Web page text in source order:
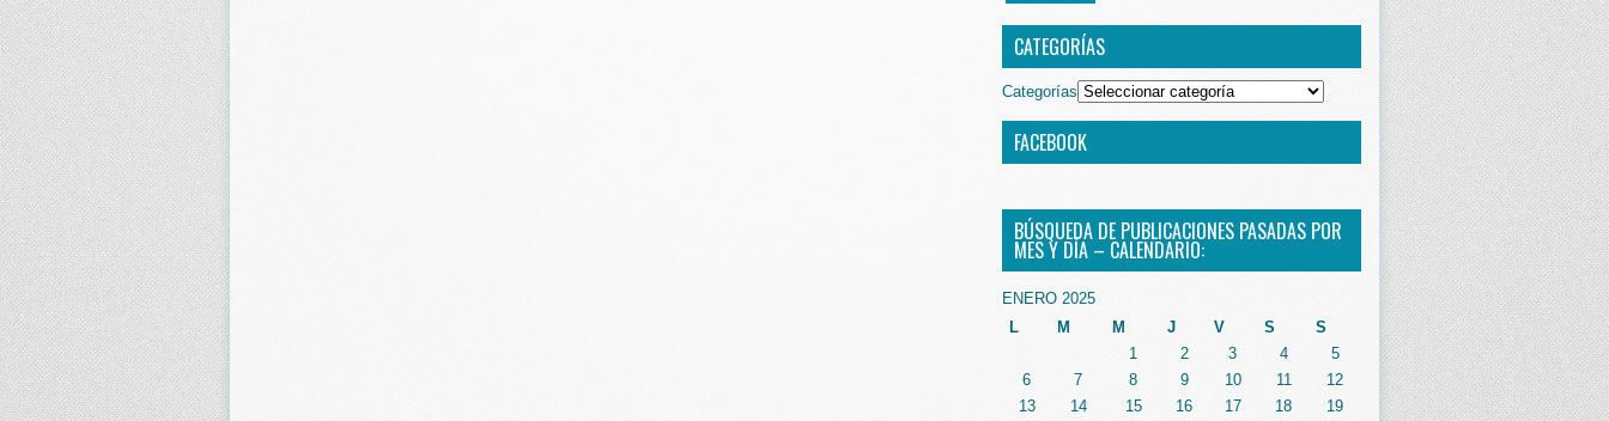
CATEGORÍAS
Categorías
FACEBOOK
BÚSQUEDA DE PUBLICACIONES PASADAS POR
MES Y DÍA – CALENDARIO:
ENERO 2025
L
M M J V S S
1 2 3 4
5
6
7 8 9 10 11
12
13
14 15 16 17 18
19